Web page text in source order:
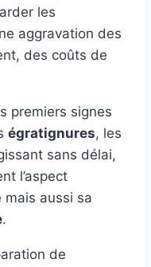
les
aggravation des
des coûts de
premiers signes
égratignures, les
sans délai,
l’aspect
aussi sa
.
de